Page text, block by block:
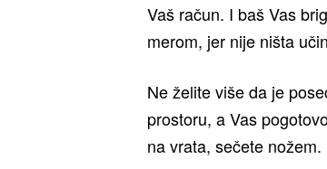
Vaš račun. I baš Vas
merom, jer nije ništa
Ne želite više da je
prostoru, a Vas
na vrata, sečete